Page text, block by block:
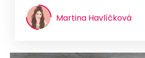
Martina Havlíčková